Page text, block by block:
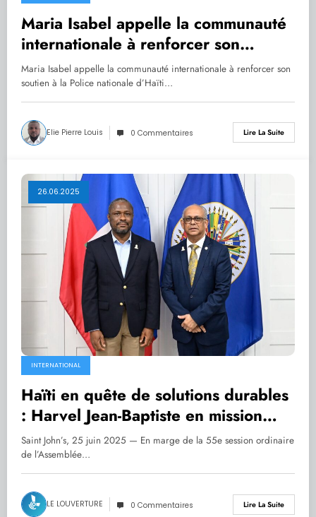
Maria Isabel appelle la communauté
internationale à renforcer son
soutien à la Police nationale d’Haïti
Maria Isabel appelle la communauté internationale à renforcer son
soutien à la Police nationale d’Haïti…
Elie Pierre Louis 0 Commentaires Lire La Suite
26.06.2025
INTERNATIONAL
Haïti en quête de solutions durables
: Harvel Jean-Baptiste en mission
diplomatique à l’OEA
Saint John’s, 25 juin 2025 — En marge de la 55e session ordinaire
de l’Assemblée…
LE LOUVERTURE 0 Commentaires Lire La Suite